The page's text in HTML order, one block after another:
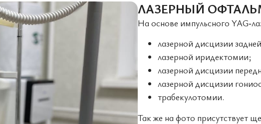
ЛАЗЕРНЫЙ
На основе импульсного
лазерной дисцизии
лазерной иридектомии;
лазерной дисцизии
лазерной дисцизии
трабекулотомии.
Так же на фото присутствует